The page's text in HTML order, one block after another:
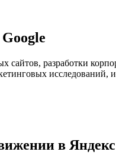
разработки
в